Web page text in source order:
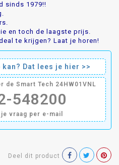
sinds 1979!!
en toch de laagste prijs.
te krijgen? Laat je horen!
Dat lees je hier >>
de Smart Tech 24HW01VNL
548200
vraag per e-mail
Deel dit product